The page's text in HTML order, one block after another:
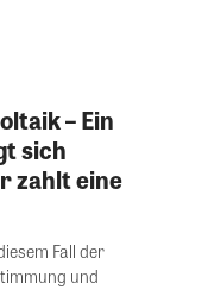
– Ein
sich
zahlt eine
Fall der
und